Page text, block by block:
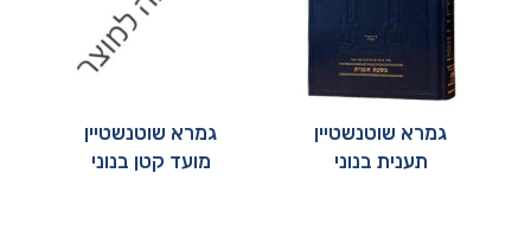
גמרא שוטנשטיין
תענית בנוני
גמרא שוטנשטיין
מועד קטן בנוני